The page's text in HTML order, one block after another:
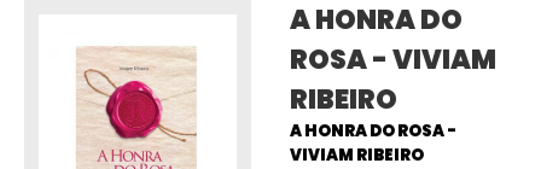
A HONRA DO
ROSA - VIVIAM
RIBEIRO
A HONRA DO ROSA -
VIVIAM RIBEIRO